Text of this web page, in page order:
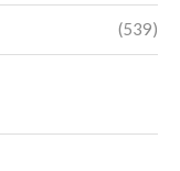
(539)